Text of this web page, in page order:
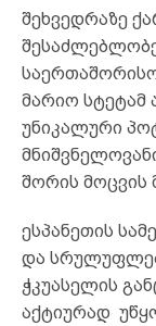
შეხვედრაზე
მარიო სტეტამ
უნიკალური
შორის მოცვის
ესპანეთის
და
ჭკუასელის
აქტიურად